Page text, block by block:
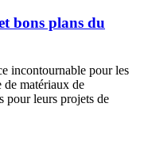
bons plans du
incontournable pour les
de matériaux de
pour leurs projets de